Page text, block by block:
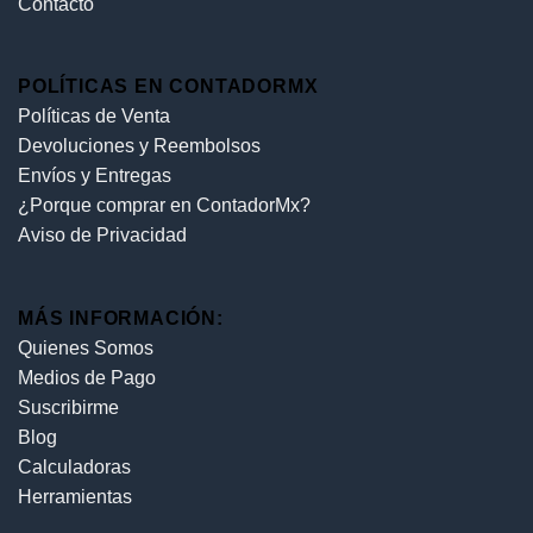
POLÍTICAS EN CONTADORMX
Políticas de Venta
Devoluciones y Reembolsos
Envíos y Entregas
¿Porque comprar en ContadorMx?
Aviso de Privacidad
MÁS INFORMACIÓN:
Quienes Somos
Medios de Pago
Suscribirme
Blog
Calculadoras
Herramientas